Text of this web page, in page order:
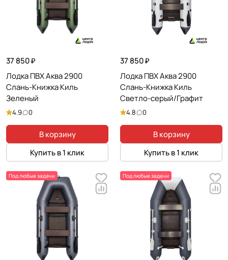
37 850 ₽
Лодка ПВХ Аква 2900
Слань-Книжка Киль
Зеленый
4.9 0
В корзину
Купить в 1 клик
37 850 ₽
Лодка ПВХ Аква 2900
Слань-Книжка Киль
Светло-серый/Графит
4.8 0
В корзину
Купить в 1 клик
Под любые задачи Под любые задачи